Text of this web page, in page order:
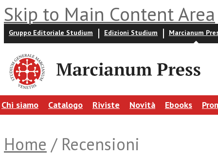
Skip to Main Content Area
Gruppo Editoriale Studium Edizioni Studium Marcianum
Chi siamo Catalogo Riviste Novità Ebooks
Home / Recensioni